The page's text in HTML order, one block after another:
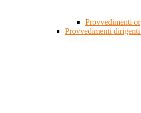
Provvedimenti
Provvedimenti